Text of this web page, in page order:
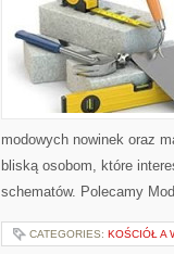
modowych nowinek oraz
bliską osobom, które
schematów. Polecamy
CATEGORIES: KOŚCIÓŁ A